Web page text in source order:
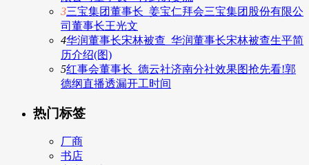
3三宝集团董事长_姜宝仁拜会三宝集团股份有限公
司董事长王光文
4华润董事长宋林被查_华润董事长宋林被查生平简
历介绍(图)
5红事会董事长_德云社济南分社效果图抢先看!郭
德纲直播透漏开工时间
热门标签
厂商
书店